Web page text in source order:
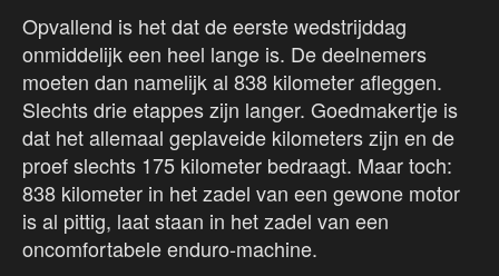
Opvallend is het dat de eerste wedstrijddag
onmiddelijk een heel lange is. De deelnemers
moeten dan namelijk al 838 kilometer afleggen.
Slechts drie etappes zijn langer. Goedmakertje is
dat het allemaal geplaveide kilometers zijn en de
proef slechts 175 kilometer bedraagt. Maar toch:
838 kilometer in het zadel van een gewone motor
is al pittig, laat staan in het zadel van een
oncomfortabele enduro-machine.